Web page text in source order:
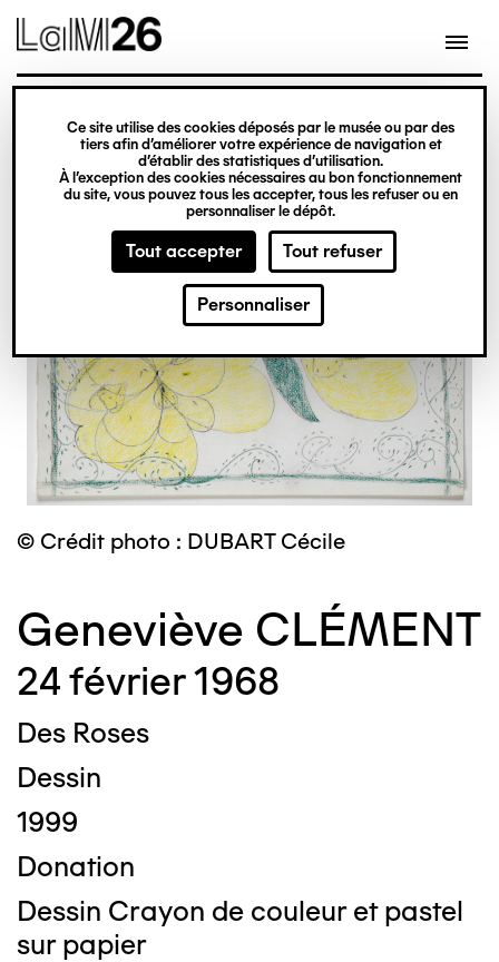
Gestion des cookies
Ce site utilise des cookies déposés par le musée ou par des
tiers afin d’améliorer votre expérience de navigation et
d’établir des statistiques d’utilisation.
À l’exception des cookies nécessaires au bon fonctionnement
du site, vous pouvez tous les accepter, tous les refuser ou en
personnaliser le dépôt.
Tout accepter Tout refuser
Personnaliser
contenu
© Crédit photo : DUBART Cécile
Geneviève CLÉMENT
24 février 1968
Des Roses
Dessin
1999
Donation
Dessin Crayon de couleur et pastel
sur papier